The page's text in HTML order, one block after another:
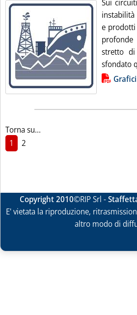
Sui
e prodotti
stretto
sfondato
Lista allegati PDF alla
Torna su...
1
2
Copyright 2010©RIP Srl -
E' vietata la riproduzione,
altro modo di